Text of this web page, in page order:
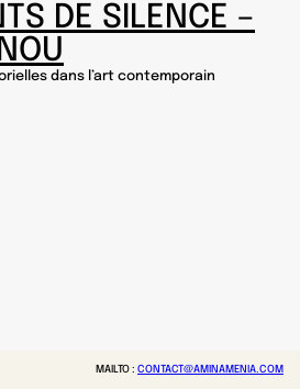
DE SILENCE –
dans l’art contemporain
MAILTO : CONTACT@AMINAMENIA.COM